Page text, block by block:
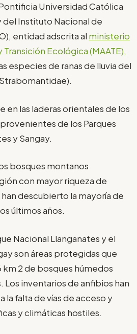
Universidad Católica
del Instituto Nacional de
entidad adscrita al ministerio
Ecológica (MAATE),
especies de ranas de lluvia del
en las laderas orientales de los
de los Parques
y Sangay.
bosques montanos
con mayor riqueza de
descubierto la mayoría de
últimos años.
Nacional Llanganates y el
son áreas protegidas que
2 de bosques húmedos
Los inventarios de anfibios han
la falta de vías de acceso y
y climáticas hostiles.